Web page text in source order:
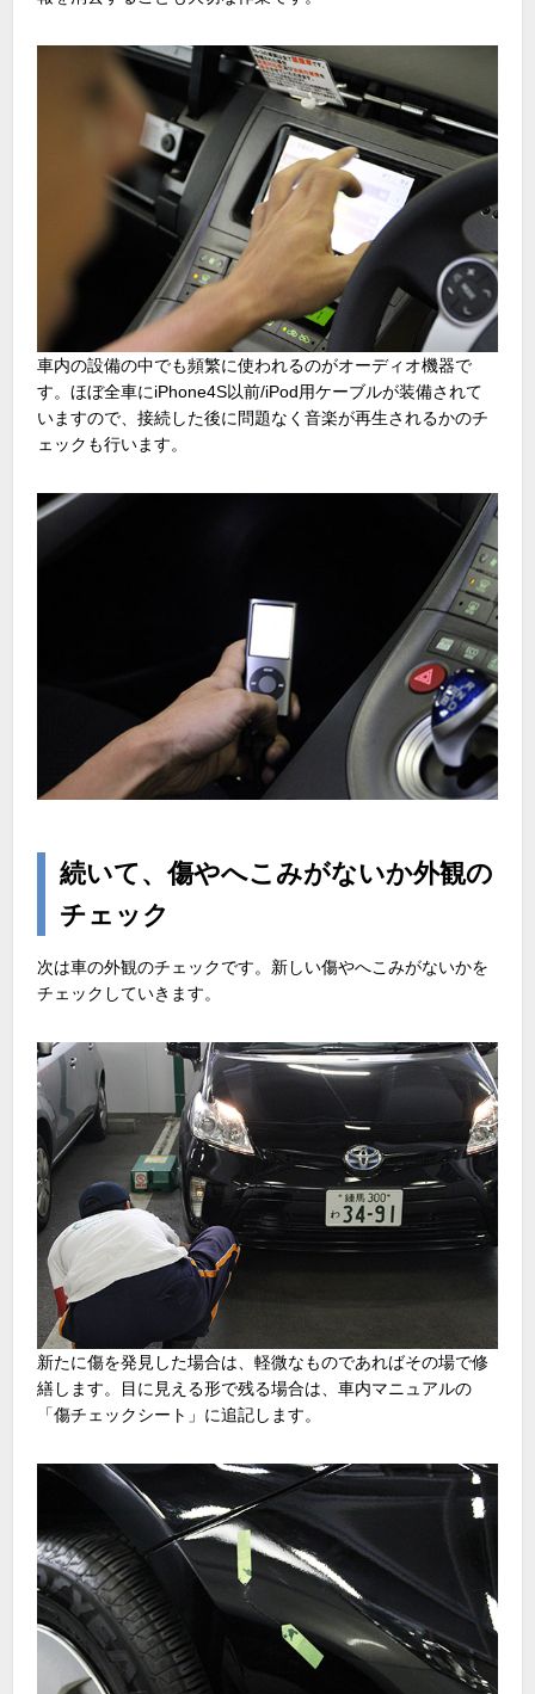
車内の設備の中でも頻繁に使われるのがオーディオ機器で
す。ほぼ全車にiPhone4S以前/iPod用ケーブルが装備されて
いますので、接続した後に問題なく音楽が再生されるかのチ
ェックも行います。
続いて、傷やへこみがないか外観の
チェック
次は車の外観のチェックです。新しい傷やへこみがないかを
チェックしていきます。
新たに傷を発見した場合は、軽微なものであればその場で修
繕します。目に見える形で残る場合は、車内マニュアルの
「傷チェックシート」に追記します。